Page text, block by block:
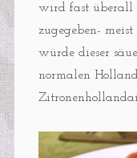
wird fast überall
zugegeben-
würde dieser
normalen